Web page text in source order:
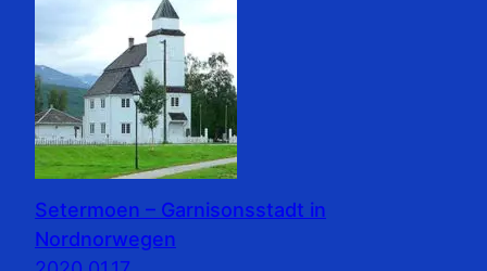
Setermoen – Garnisonsstadt in
Nordnorwegen